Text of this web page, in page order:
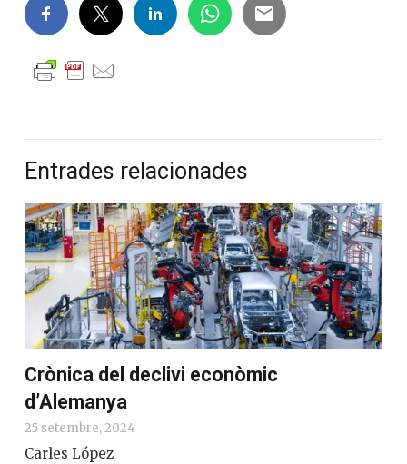
Entrades relacionades
Crònica del declivi econòmic
d’Alemanya
25 setembre, 2024
Carles López